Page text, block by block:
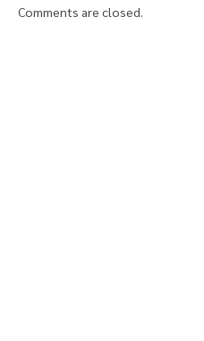
Comments are closed.